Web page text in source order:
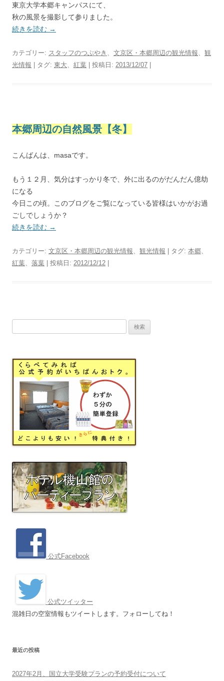
東京大学本郷キャンパスにて、
秋の風景を撮影して参りました。
続きを読む →
カテゴリー: スタッフのつぶやき 文京区・本郷周辺の観光情報
観
光情報 | タグ: 東大 紅葉 | 投稿日: 2013/12/07
本郷周辺の自然風景【冬】
こんばんは、masaです。
もう１２月、気分はすっかり冬で、外に出るのがだんだん億劫
になる
今日この頃。このブログをご覧になっている皆様はいかがお過
ごしでしょうか？
続きを読む →
カテゴリー: 文京区・本郷周辺の観光情報 観光情報 | タグ: 本郷
紅葉
落葉 | 投稿日: 2012/12/12
公式Facebook
公式ツイッター
混雑日の空室情報もツイートします。フォローしてね！
最近の投稿
2027年2月、国立大学受験プランの予約受付について